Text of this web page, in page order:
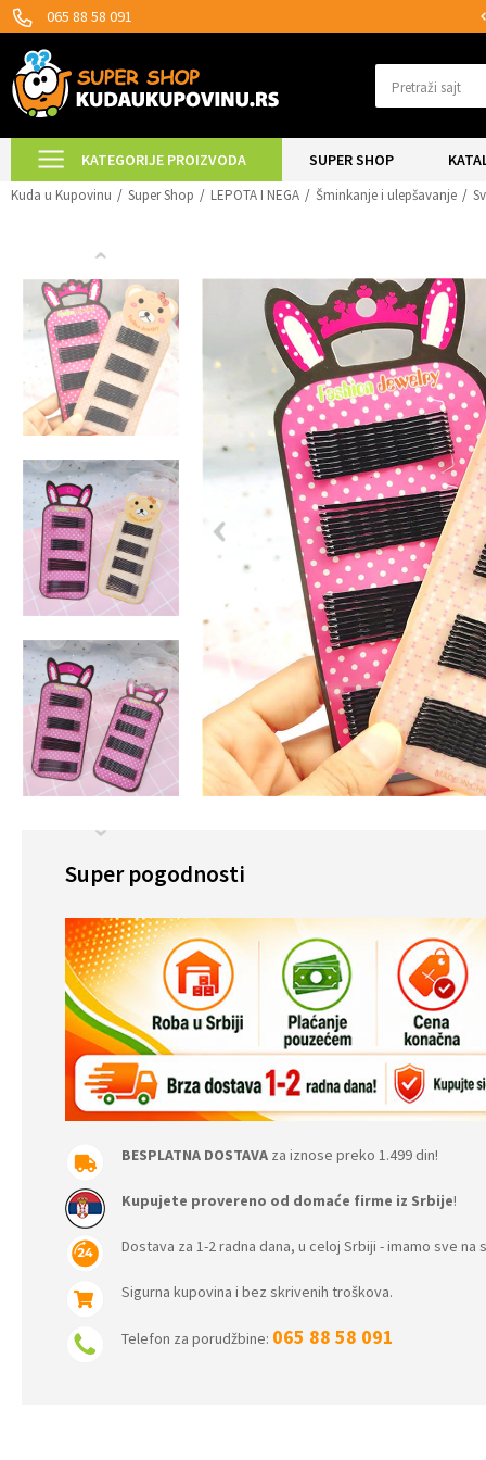
065 88 58 091
Pretraži sajt
KATEGORIJE PROIZVODA SUPER SHOP
Kuda u Kupovinu Super Shop LEPOTA I NEGA Šminkanje i ulepšavanje
Super pogodnosti
BESPLATNA DOSTAVA za iznose preko 1.499 din!
Kupujete provereno od domaće firme iz Srbije!
Dostava za 1-2 radna dana, u celoj Srbiji - imamo sve na
Sigurna kupovina i bez skrivenih troškova.
Telefon za porudžbine: 065 88 58 091